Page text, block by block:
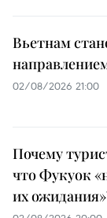
Вьетнам
02/08/2026 21:00
Почему
что Фукуок
их